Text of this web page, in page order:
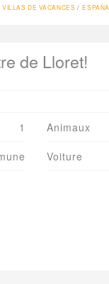
VILLAS DE VACANCES ESPAÑA
de Lloret!
1 Animaux
Voiture